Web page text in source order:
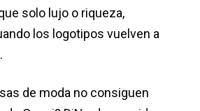
solo lujo o riqueza,
los logotipos vuelven a
de moda no consiguen